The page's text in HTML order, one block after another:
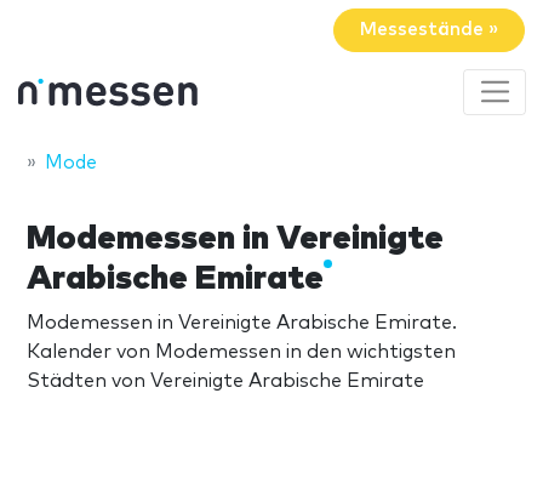
Messestände »
Mode
Modemessen in Vereinigte
Arabische Emirate
Modemessen in Vereinigte Arabische Emirate.
Kalender von Modemessen in den wichtigsten
Städten von Vereinigte Arabische Emirate